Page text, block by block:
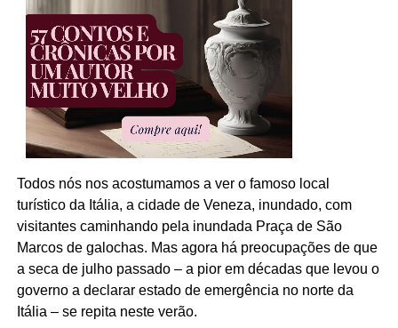
Todos nós nos acostumamos a ver o famoso local
turístico da Itália, a cidade de Veneza, inundado, com
visitantes caminhando pela inundada Praça de São
Marcos de galochas. Mas agora há preocupações de que
a seca de julho passado – a pior em décadas que levou o
governo a declarar estado de emergência no norte da
Itália – se repita neste verão.